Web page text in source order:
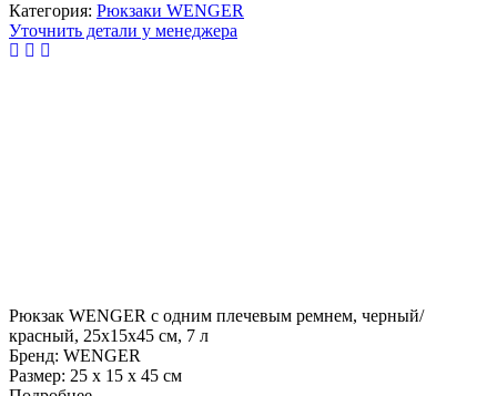
Категория: Рюкзаки WENGER
Уточнить детали у менеджера
Рюкзак WENGER с одним плечевым ремнем, черный/
красный, 25x15x45 см, 7 л
Бренд: WENGER
Размер: 25 х 15 х 45 см